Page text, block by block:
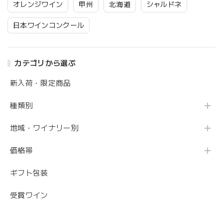
オレンジワイン 甲州 北海道 シャルドネ
日本ワインコンクール
カテゴリから選ぶ
新入荷・限定商品
種類別
地域・ワイナリー別
価格帯
ギフト包装
受賞ワイン